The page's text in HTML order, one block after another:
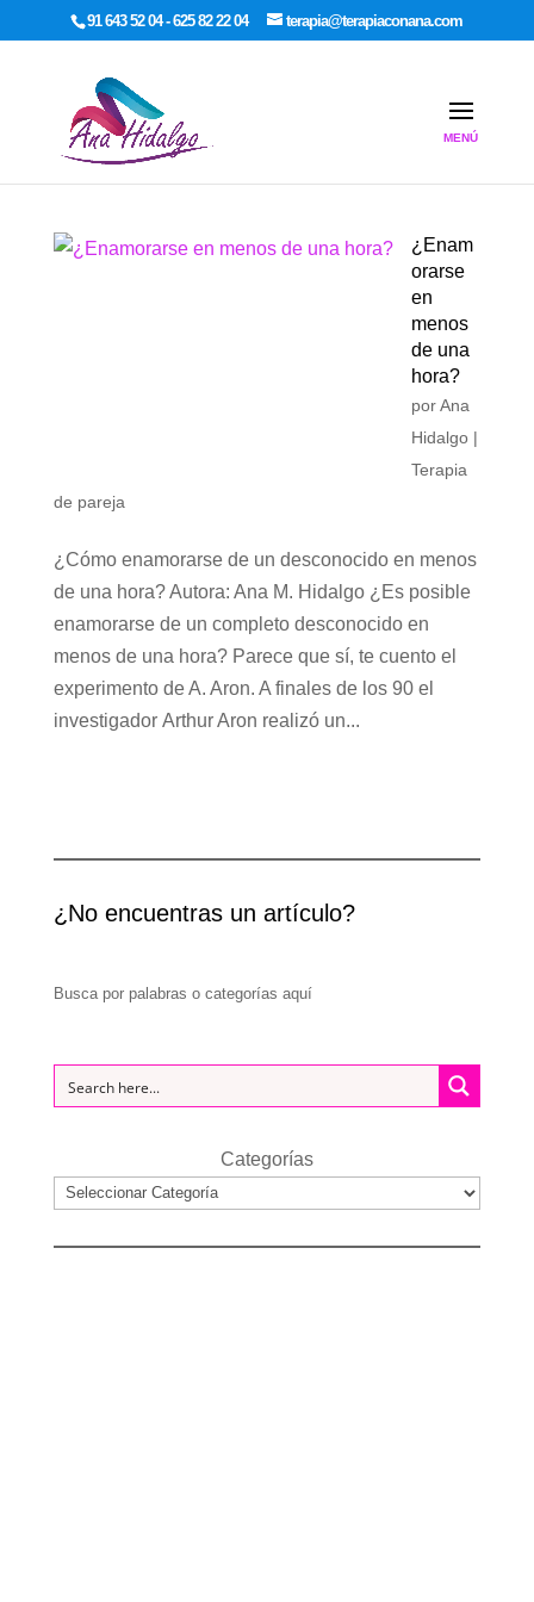
google-site-verification: google7dcda757e565a307.html
91 643 52 04 - 625 82 22 04 terapia@terapiaconana.com
¿Enam
orarse
en
menos
de una
hora?
porAna
Hidalgo|
Terapia
de pareja
¿Cómo enamorarse de un desconocido en menos
de una hora? Autora: Ana M. Hidalgo ¿Es posible
enamorarse de un completo desconocido en
menos de una hora? Parece que sí, te cuento el
experimento de A. Aron. A finales de los 90 el
investigador Arthur Aron realizó un...
¿No encuentras un artículo?
Busca por palabras o categorías aquí
Categorías